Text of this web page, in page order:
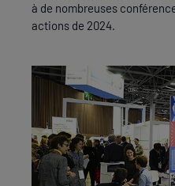
à de nombreuses
actions de 2024.